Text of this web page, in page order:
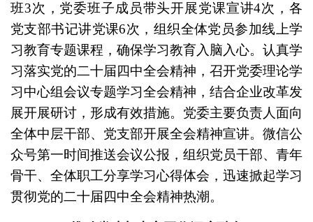
班3次，党委班子成员带头开展党课宣讲4次，各
党支部书记讲党课6次，组织全体党员参加线上学
习教育专题课程，确保学习教育入脑入心。认真学
习落实党的二十届四中全会精神，召开党委理论学
习中心组会议专题学习全会精神，结合企业改革发
展开展研讨，形成有效措施。党委主要负责人面向
全体中层干部、党支部开展全会精神宣讲。微信公
众号第一时间推送会议公报，组织党员干部、青年
骨干、全体职工分享学习心得体会，迅速掀起学习
贯彻党的二十届四中全会精神热潮。